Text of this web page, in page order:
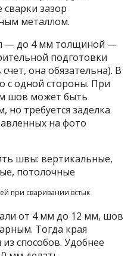
зазор
металлом.
— до 4 мм толщиной —
подготовки
она обязательна). В
с одной стороны. При
шов может быть
требуется заделка
на фото
при сваривании встык
от 4 мм до 12 мм, шов
Тогда края
способов. Удобнее